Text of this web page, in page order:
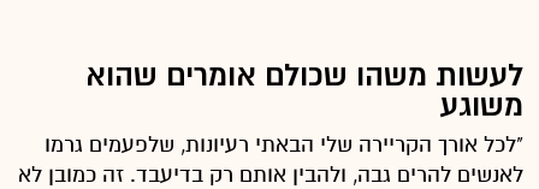
לעשות משהו שכולם אומרים שהוא
משוגע
"לכל אורך הקריירה שלי הבאתי רעיונות, שלפעמים גרמו
לאנשים להרים גבה, ולהבין אותם רק בדיעבד. זה כמובן לא